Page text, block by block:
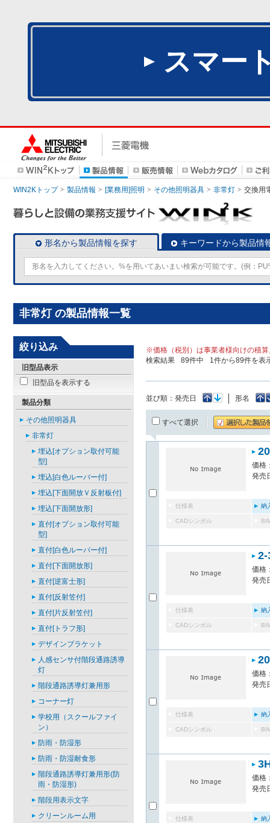
スマー
WIN2Kトップ 製品情報 [業務用]照明 その他照明器具 非常灯 交換用
形名から製品情報を探す キーワードから製品情
非常灯 の製品情報一覧
※価格（税別）は事業者様向けの積
検索結果
89件中 1件から89件を表
並び順： 発売日 形名
すべて選択
価格
発売
仕様表 納
CADシンボル
2-
価格
発売
仕様表 納
CADシンボル
価格
発売
仕様表 納
CADシンボル
価格
発売
仕様表 納
絞り込み
旧型品表示
旧型品を表示する
製品分類
その他照明器具
非常灯
埋込[オプション取付可能
型]
埋込[白色ルーバー付]
埋込[下面開放Ｖ反射板付]
埋込[下面開放形]
直付[オプション取付可能
型]
直付[白色ルーバー付]
直付[下面開放形]
直付[逆富士形]
直付[反射笠付]
直付[片反射笠付]
直付[トラフ形]
デザインブラケット
人感センサ付階段通路誘導
灯
階段通路誘導灯兼用形
コーナー灯
学校用（スクールファイ
ン）
防雨・防湿形
防雨・防湿耐食形
階段通路誘導灯兼用形(防
雨・防湿形)
階段用表示文字
クリーンルーム用